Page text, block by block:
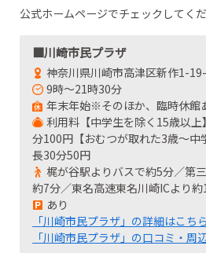
公式ホームページでチェックしてくだ
■川崎市民プラザ
神奈川県川崎市高津区新作1-
9時～21時30分
年末年始※そのほか、臨時休館
利用料【中学生を除く15歳以
分100円【おむつが取れた3歳～中
長30分50円
梶が谷駅よりバスで約5分／第
約7分／東名高速東名川崎ICより
あり
「川崎市民プラザ」の詳細はこちら
「川崎市民プラザ」の口コミ・周